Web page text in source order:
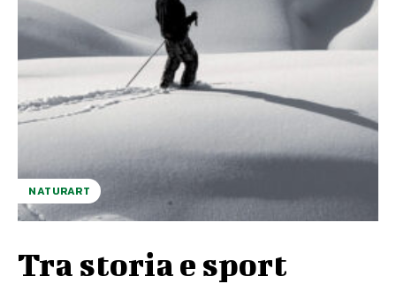
NATURART
Tra storia e sport